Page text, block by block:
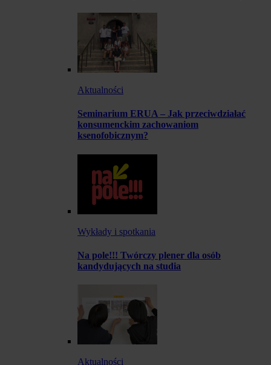
Aktualności
Seminarium ERUA – Jak przeciwdziałać
konsumenckim zachowaniom
ksenofobicznym?
Wykłady i spotkania
Na pole!!! Twórczy plener dla osób
kandydujących na studia
Aktualności